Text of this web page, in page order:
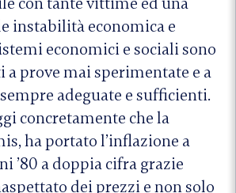
instabilità economica e
economici e sociali sono
a prove mai sperimentate e a
adeguate e sufficienti.
concretamente che la
ha portato l’inflazione a
’80 a doppia cifra grazie
dei prezzi e non solo